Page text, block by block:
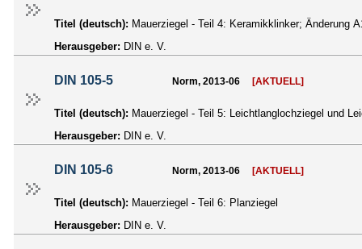
Titel (deutsch): Mauerziegel - Teil 4: Keramikklinker; Änderung
Herausgeber: DIN e. V.
DIN 105-5 Norm, 2013-06 [AKTUELL]
Titel (deutsch): Mauerziegel - Teil 5: Leichtlanglochziegel und
Herausgeber: DIN e. V.
DIN 105-6 Norm, 2013-06 [AKTUELL]
Titel (deutsch): Mauerziegel - Teil 6: Planziegel
Herausgeber: DIN e. V.